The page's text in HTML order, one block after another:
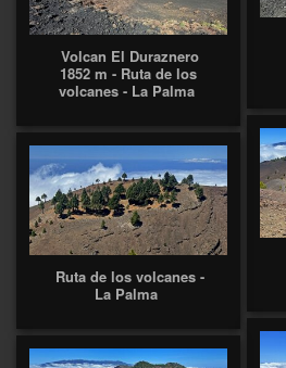
Volcan El Duraznero
1852 m - Ruta de los
volcanes - La Palma
Ruta de los volcanes -
La Palma